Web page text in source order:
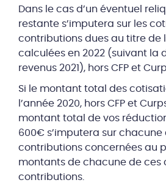
Dans le cas d’un éventuel
restante s’imputera sur les
contributions dues au titre de
calculées en 2022 (suivant la
revenus 2021), hors CFP et
Si le montant total des
l’année 2020, hors CFP et
montant total de vos
600€ s’imputera sur
contributions concernées au
montants de chacune de ces
contributions.